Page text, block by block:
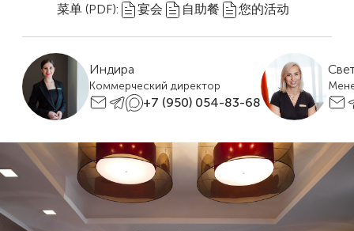
菜单 (PDF):
宴会 自助餐 您的活动
Индира
Коммерческий директор
+7 (950) 054-83-68